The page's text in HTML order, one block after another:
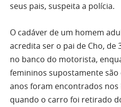
seus pais, suspeita a polícia.
O cadáver de um homem
acredita ser o pai de Cho, de
no banco do motorista,
femininos supostamente são
anos foram encontrados
quando o carro foi retirado